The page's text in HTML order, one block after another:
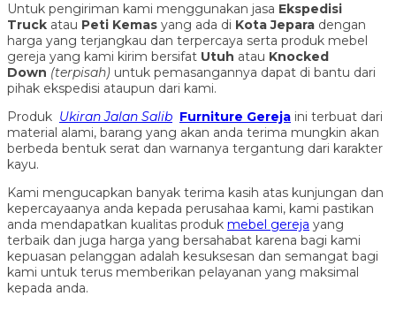
Untuk pengiriman kami menggunakan jasa Ekspedisi
Truck atau Peti Kemas yang ada di Kota Jepara dengan
harga yang terjangkau dan terpercaya serta produk mebel
gereja yang kami kirim bersifat Utuh atau Knocked
Down (terpisah) untuk pemasangannya dapat di bantu dari
pihak ekspedisi ataupun dari kami.
Produk Ukiran Jalan Salib Furniture Gereja ini terbuat dari
material alami, barang yang akan anda terima mungkin akan
berbeda bentuk serat dan warnanya tergantung dari karakter
kayu.
Kami mengucapkan banyak terima kasih atas kunjungan dan
kepercayaanya anda kepada perusahaa kami, kami pastikan
anda mendapatkan kualitas produk mebel gereja yang
terbaik dan juga harga yang bersahabat karena bagi kami
kepuasan pelanggan adalah kesuksesan dan semangat bagi
kami untuk terus memberikan pelayanan yang maksimal
kepada anda.